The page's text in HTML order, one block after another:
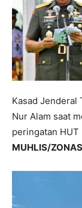
Kasad Jenderal
Nur Alam saat
peringatan
MUHLIS/